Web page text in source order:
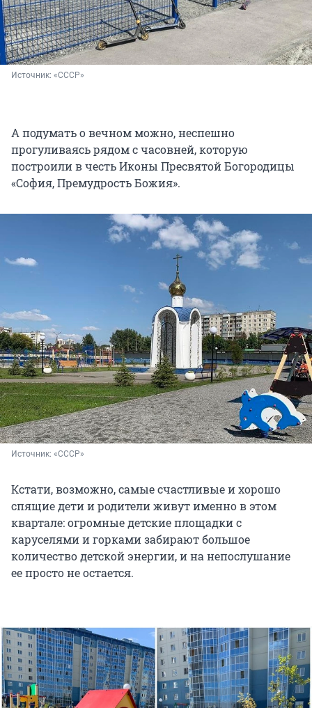
Источник: «СССР»
А подумать о вечном можно, неспешно
прогуливаясь рядом с часовней, которую
построили в честь Иконы Пресвятой Богородицы
«София, Премудрость Божия».
Источник: «СССР»
Кстати, возможно, самые счастливые и хорошо
спящие дети и родители живут именно в этом
квартале: огромные детские площадки с
каруселями и горками забирают большое
количество детской энергии, и на непослушание
ее просто не остается.